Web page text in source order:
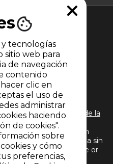
la aceptación de
de Tratamiento de la
S.A. Todos los
su reproducción
a cualquier idioma sin
Reproduction in whole or
permission is
y tecnologías
sitio web para
de navegación
contenido
clic en
el uso de
administrar
haciendo
de cookies".
sobre
y cómo
preferencias,